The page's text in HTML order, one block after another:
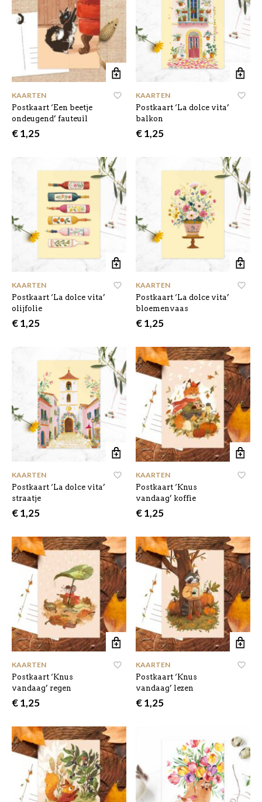
KAARTEN
Postkaart ‘Een beetje
ondeugend’ fauteuil
€1,25
KAARTEN
Postkaart ‘La dolce vita’
balkon
€1,25
KAARTEN
Postkaart ‘La dolce vita’
olijfolie
€1,25
KAARTEN
Postkaart ‘La dolce vita’
bloemenvaas
€1,25
KAARTEN
Postkaart ‘La dolce vita’
straatje
€1,25
KAARTEN
Postkaart ‘Knus
vandaag’ koffie
€1,25
KAARTEN
Postkaart ‘Knus
vandaag’ regen
€1,25
KAARTEN
Postkaart ‘Knus
vandaag’ lezen
€1,25